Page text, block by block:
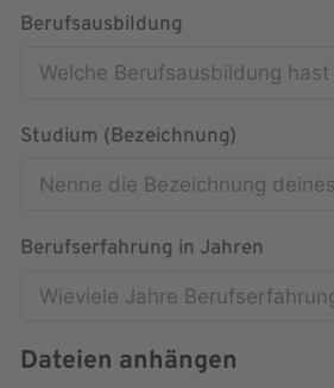
Berufsausbildung
Studium (Bezeichnung)
Berufserfahrung in Jahren
Dateien anhängen